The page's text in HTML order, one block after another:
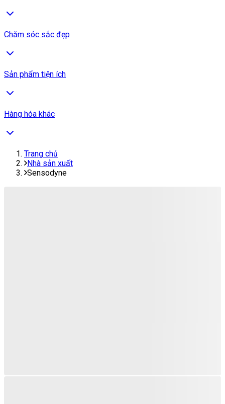
Chăm sóc sắc đẹp
Sản phẩm tiện ích
Hàng hóa khác
Trang chủ
Nhà sản xuất
Sensodyne